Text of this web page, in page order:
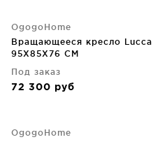
OgogoHome
Вращающееся кресло Lucca
95X85X76 CM
Под заказ
72 300 руб
OgogoHome